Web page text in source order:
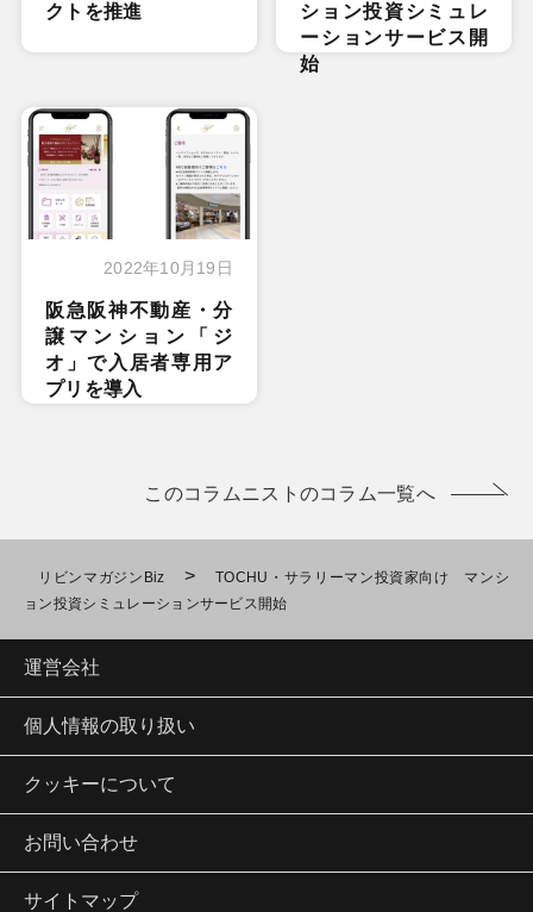
クトを推進
ション投資シミュレ
ーションサービス開
始
2022年10月19日
阪急阪神不動産・分
譲マンション「ジ
オ」で入居者専用ア
プリを導入
このコラムニストのコラム一覧へ
リビンマガジンBiz >
TOCHU・サラリーマン投資家向け マンシ
ョン投資シミュレーションサービス開始
運営会社
個人情報の取り扱い
クッキーについて
お問い合わせ
サイトマップ